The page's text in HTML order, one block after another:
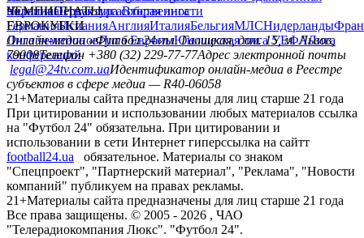
политикаСтруктура собственности
УкраинаПервая лигаВторая лига
ЧЕМПИОНАТЫ
ГерманияИспанияАнглияИталияБельгияМЛСНидерланды
ЕВРОКУБКИ
Лига чемпионовЛига ЕвропыЮношеская лига УЕФАЛига
конференций
Онлайн-медиа «Футбол 24»пл. Галицкая, дом. 15, м. Львов,
79008Телефон +380 (32) 229-77-77Адрес электронной почты
legal@24tv.com.uaИдентификатор онлайн-медиа в Реестре
субъектов в сфере медиа — R40-06058
21+Материалы сайта предназначены для лиц старше 21 года
При цитировании и использовании любых материалов ссылка
на "Футбол 24" обязательна. При цитировании и
использовании в сети Интернет гиперссылка на сайтт
football24.ua
обязательное. Материалы со знаком
"Спецпроект", "Партнерский материал", "Реклама", "Новости
компаний" публикуем на правах рекламы.
21+Материалы сайта предназначены для лиц старше 21 года
Все права защищены. © 2005 - 2026 , ЧАО
"Телерадиокомпания Люкс". "Футбол 24".